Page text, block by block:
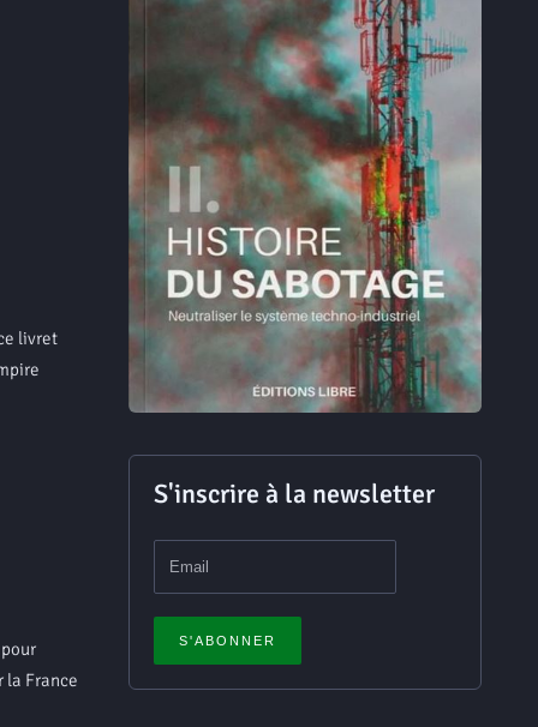
livret
la France
S'inscrire à la newsletter